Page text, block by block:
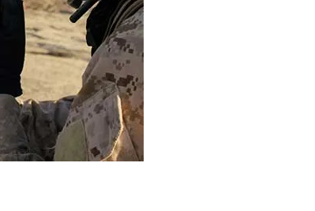
de IA
AI
AI
AI
Panel PC de Acero Inoxidable
Pantalla de Acero Inoxidable